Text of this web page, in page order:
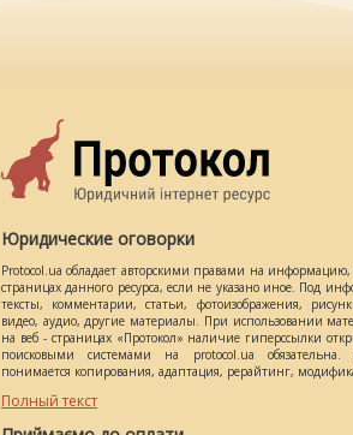
Юридические оговорки
Protocol.ua обладает авторскими правами на
страницах данного ресурса, если не указано иное. Под
тексты, комментарии, статьи, фотоизображения,
видео, аудио, другие материалы. При использовании
на веб - страницах «Протокол» наличие гиперссылки
поисковыми системами на protocol.ua обязательна.
понимается копирования, адаптация, рерайтинг,
Полный текст